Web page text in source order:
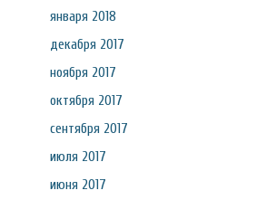
января 2018
декабря 2017
ноября 2017
октября 2017
сентября 2017
июля 2017
июня 2017